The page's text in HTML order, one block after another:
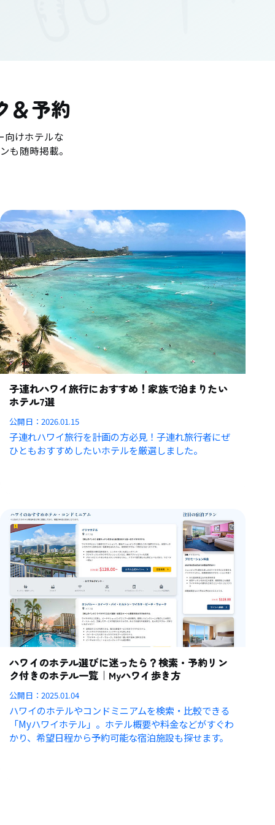
＆予約
向けホテルな
も随時掲載。
子連れハワイ旅行におすすめ！家族で泊まりたい
ホテル7選
公開日：2026.01.15
子連れハワイ旅行を計画の方必見！子連れ旅行者にぜ
ひともおすすめしたいホテルを厳選しました。
ハワイのホテル選びに迷ったら？検索・予約リン
ク付きのホテル一覧｜Myハワイ歩き方
公開日：2025.01.04
ハワイのホテルやコンドミニアムを検索・比較できる
「Myハワイホテル」。ホテル概要や料金などがすぐわ
かり、希望日程から予約可能な宿泊施設も探せます。